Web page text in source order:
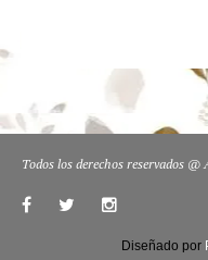
Todos los derechos reservados @
Diseñado por